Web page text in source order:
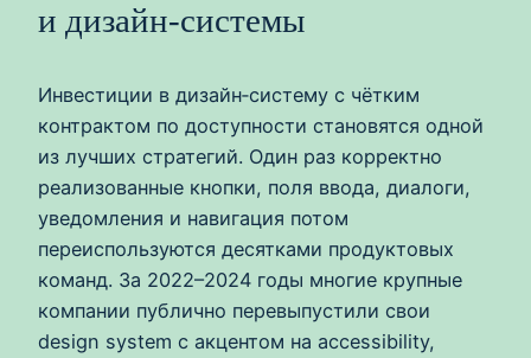
и дизайн-системы
Инвестиции в дизайн‑систему с чётким
контрактом по доступности становятся одной
из лучших стратегий. Один раз корректно
реализованные кнопки, поля ввода, диалоги,
уведомления и навигация потом
переиспользуются десятками продуктовых
команд. За 2022–2024 годы многие крупные
компании публично перевыпустили свои
design system с акцентом на accessibility,